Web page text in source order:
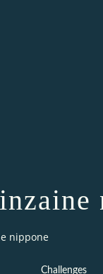
nippone
Challenges